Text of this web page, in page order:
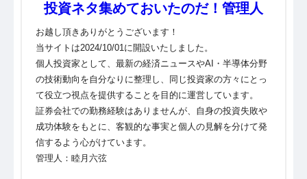
投資ネタ集めておいたのだ！管理人
お越し頂きありがとうございます！
当サイトは2024/10/01に開設いたしました。
個人投資家として、最新の経済ニュースやAI・半導体分野
の技術動向を自分なりに整理し、同じ投資家の方々にとっ
て役立つ視点を提供することを目的に運営しています。
証券会社での勤務経験はありませんが、自身の投資失敗や
成功体験をもとに、客観的な事実と個人の見解を分けて発
信するよう心がけています。
管理人：睦月六弦